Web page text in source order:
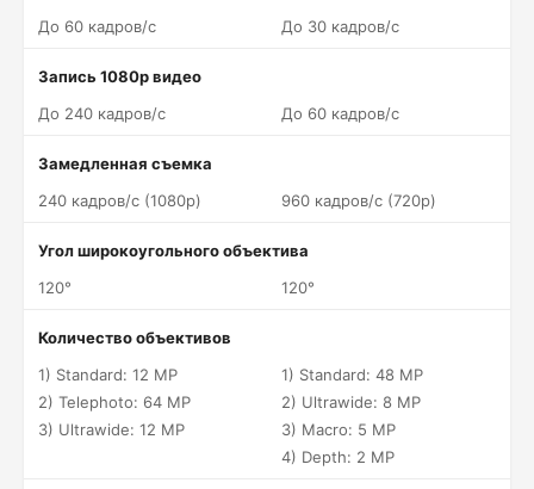
До 60 кадров/c
До 30 кадров/c
Запись 1080p видео
До 240 кадров/c
До 60 кадров/c
Замедленная съемка
240 кадров/c (1080p)
960 кадров/c (720p)
Угол широкоугольного объектива
120°
120°
Количество объективов
1) Standard: 12 MP
2) Telephoto: 64 MP
3) Ultrawide: 12 MP
1) Standard: 48 MP
2) Ultrawide: 8 MP
3) Macro: 5 MP
4) Depth: 2 MP